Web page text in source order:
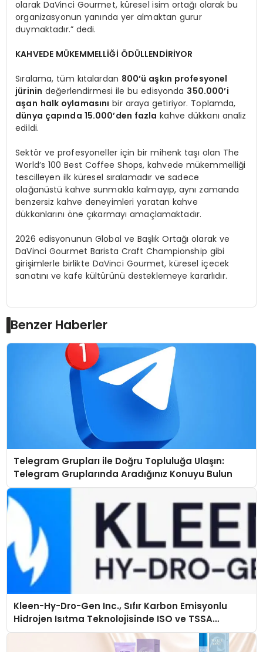
olarak DaVinci Gourmet, küresel isim ortağı olarak bu
organizasyonun yanında yer almaktan gurur
duymaktadır.” dedi.
KAHVEDE MÜKEMMELLİĞİ ÖDÜLLENDİRİYOR
Sıralama, tüm kıtalardan 800’ü aşkın profesyonel
jürinin değerlendirmesi ile bu edisyonda 350.000’i
aşan halk oylamasını bir araya getiriyor. Toplamda,
dünya çapında 15.000’den fazla kahve dükkanı analiz
edildi.
Sektör ve profesyoneller için bir mihenk taşı olan The
World’s 100 Best Coffee Shops, kahvede mükemmelliği
tescilleyen ilk küresel sıralamadır ve sadece
olağanüstü kahve sunmakla kalmayıp, aynı zamanda
benzersiz kahve deneyimleri yaratan kahve
dükkanlarını öne çıkarmayı amaçlamaktadır.
2026 edisyonunun Global ve Başlık Ortağı olarak ve
DaVinci Gourmet Barista Craft Championship gibi
girişimlerle birlikte DaVinci Gourmet, küresel içecek
sanatını ve kafe kültürünü desteklemeye kararlıdır.
Benzer Haberler
Telegram Grupları ile Doğru Topluluğa Ulaşın:
Telegram Gruplarında Aradığınız Konuyu Bulun
Kleen-Hy-Dro-Gen Inc., Sıfır Karbon Emisyonlu
Hidrojen Isıtma Teknolojisinde ISO ve TSSA
Düzenleyici Onaylarını Aldı